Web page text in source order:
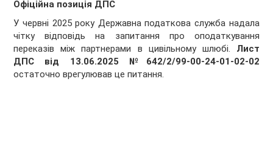
Офіційна позиція ДПС
У червні 2025 року Державна податкова служба надала
чітку відповідь на запитання про оподаткування
переказів між партнерами в цивільному шлюбі. Лист
ДПС від 13.06.2025 №642/2/99-00-24-01-02-02
остаточно врегулював це питання.